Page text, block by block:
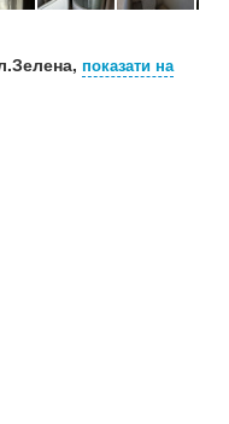
показати на